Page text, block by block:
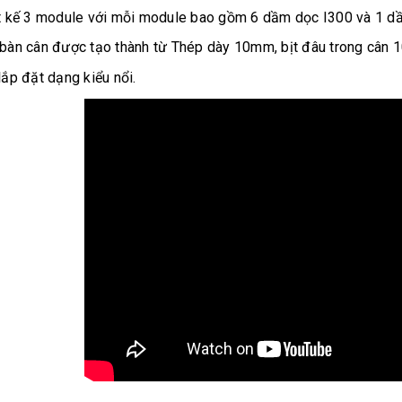
kế 3 module với mỗi module bao gồm 6 dầm dọc I300 và 1
cân được tạo thành từ Thép dày 10mm, bịt đâu trong cân
đặt dạng kiểu nổi.